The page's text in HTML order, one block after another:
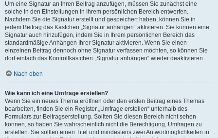
Um eine Signatur an Ihren Beitrag anzufügen, müssen Sie zunächst eine
solche in den Einstellungen in Ihrem persönlichen Bereich entwerfen.
Nachdem Sie die Signatur erstellt und gespeichert haben, können Sie in
jedem Beitrag das Kästchen „Signatur anhängen“ aktivieren. Sie können eine
Signatur auch hinzufügen, indem Sie in Ihrem persönlichen Bereich das
standardmäßige Anhängen Ihrer Signatur aktivieren. Wenn Sie einen
einzelnen Beitrag dennoch ohne Signatur verfassen möchten, so können Sie
dort einfach das Kontrollkästchen „Signatur anhängen“ wieder deaktivieren.
Nach oben
Wie kann ich eine Umfrage erstellen?
Wenn Sie ein neues Thema eröffnen oder den ersten Beitrag eines Themas
bearbeiten, finden Sie ein Register „Umfrage erstellen“ unterhalb des
Formulars zur Beitragserstellung. Sollten Sie diesen Bereich nicht sehen
können, so haben Sie wahrscheinlich nicht die Berechtigung, Umfragen zu
erstellen. Sie sollten einen Titel und mindestens zwei Antwortmöglichkeiten in